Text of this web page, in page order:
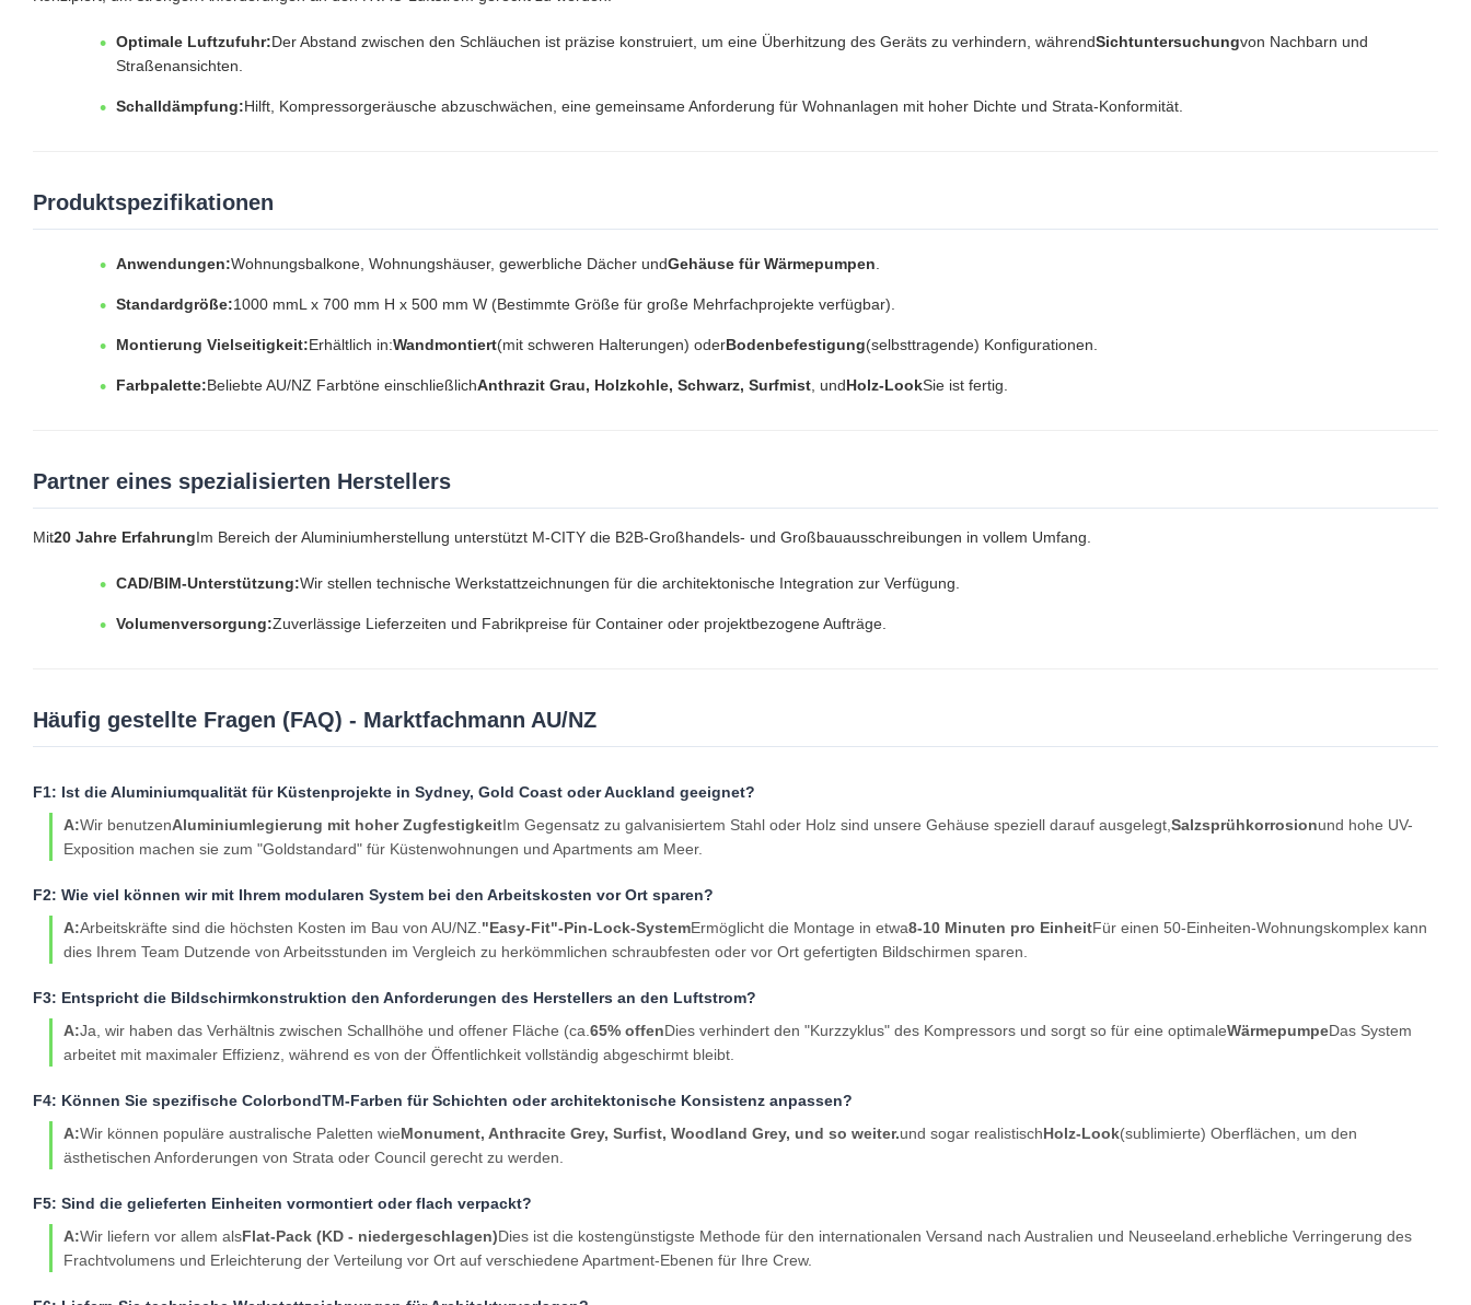
Optimale Luftzufuhr:Der Abstand zwischen den Schläuchen ist präzise konstruiert, um eine Überhitzung des Geräts zu verhindern, währendSichtuntersuchungvon Nachbarn und
Straßenansichten.
Schalldämpfung:Hilft, Kompressorgeräusche abzuschwächen, eine gemeinsame Anforderung für Wohnanlagen mit hoher Dichte und Strata-Konformität.
Produktspezifikationen
Anwendungen:Wohnungsbalkone, Wohnungshäuser, gewerbliche Dächer undGehäuse für Wärmepumpen
Standardgröße:1000 mmL x 700 mm H x 500 mm W (Bestimmte Größe für große Mehrfachprojekte verfügbar).
Montierung Vielseitigkeit:Erhältlich in:Wandmontiert(mit schweren Halterungen) oderBodenbefestigung(selbsttragende) Konfigurationen.
Farbpalette:Beliebte AU/NZ Farbtöne einschließlichAnthrazit Grau, Holzkohle, Schwarz, Surfmist , undHolz-LookSie ist fertig.
Partner eines spezialisierten Herstellers
Mit20 Jahre ErfahrungIm Bereich der Aluminiumherstellung unterstützt M-CITY die B2B-Großhandels- und Großbauausschreibungen in vollem Umfang.
CAD/BIM-Unterstützung:Wir stellen technische Werkstattzeichnungen für die architektonische Integration zur Verfügung.
Volumenversorgung:Zuverlässige Lieferzeiten und Fabrikpreise für Container oder projektbezogene Aufträge.
Häufig gestellte Fragen (FAQ) - Marktfachmann AU/NZ
F1: Ist die Aluminiumqualität für Küstenprojekte in Sydney, Gold Coast oder Auckland geeignet?
A:Wir benutzenAluminiumlegierung mit hoher ZugfestigkeitIm Gegensatz zu galvanisiertem Stahl oder Holz sind unsere Gehäuse speziell darauf ausgelegt, Salzsprühkorrosionund hohe UV-
Exposition machen sie zum "Goldstandard" für Küstenwohnungen und Apartments am Meer.
F2: Wie viel können wir mit Ihrem modularen System bei den Arbeitskosten vor Ort sparen?
A:Arbeitskräfte sind die höchsten Kosten im Bau von AU/NZ. "Easy-Fit"-Pin-Lock-SystemErmöglicht die Montage in etwa8-10 Minuten pro EinheitFür einen 50-Einheiten-Wohnungskomplex kann
dies Ihrem Team Dutzende von Arbeitsstunden im Vergleich zu herkömmlichen schraubfesten oder vor Ort gefertigten Bildschirmen sparen.
F3: Entspricht die Bildschirmkonstruktion den Anforderungen des Herstellers an den Luftstrom?
A:Ja, wir haben das Verhältnis zwischen Schallhöhe und offener Fläche (ca. 65% offenDies verhindert den "Kurzzyklus" des Kompressors und sorgt so für eine optimaleWärmepumpeDas System
arbeitet mit maximaler Effizienz, während es von der Öffentlichkeit vollständig abgeschirmt bleibt.
F4: Können Sie spezifische ColorbondTM-Farben für Schichten oder architektonische Konsistenz anpassen?
A:Wir können populäre australische Paletten wieMonument, Anthracite Grey, Surfist, Woodland Grey, und so weiter.und sogar realistischHolz-Look(sublimierte) Oberflächen, um den
ästhetischen Anforderungen von Strata oder Council gerecht zu werden.
F5: Sind die gelieferten Einheiten vormontiert oder flach verpackt?
A:Wir liefern vor allem alsFlat-Pack (KD - niedergeschlagen)Dies ist die kostengünstigste Methode für den internationalen Versand nach Australien und Neuseeland.erhebliche Verringerung des
Frachtvolumens und Erleichterung der Verteilung vor Ort auf verschiedene Apartment-Ebenen für Ihre Crew.